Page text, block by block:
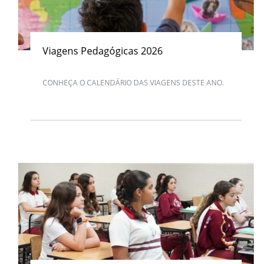
Viagens Pedagógicas 2026
CONHEÇA O CALENDÁRIO DAS VIAGENS DESTE ANO.